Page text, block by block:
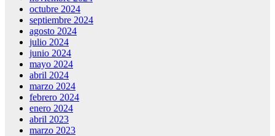
octubre 2024
septiembre 2024
agosto 2024
julio 2024
junio 2024
mayo 2024
abril 2024
marzo 2024
febrero 2024
enero 2024
abril 2023
marzo 2023